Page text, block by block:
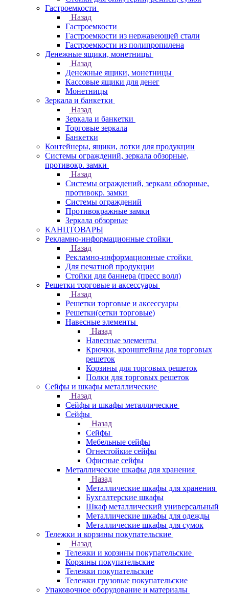
Гастроемкости
Назад
Гастроемкости
Гастроемкости из нержавеющей стали
Гастроемкости из полипропилена
Денежные ящики, монетницы
Назад
Денежные ящики, монетницы
Кассовые ящики для денег
Монетницы
Зеркала и банкетки
Назад
Зеркала и банкетки
Торговые зеркала
Банкетки
Контейнеры, ящики, лотки для продукции
Системы ограждений, зеркала обзорные,
противокр. замки
Назад
Системы ограждений, зеркала обзорные,
противокр. замки
Системы ограждений
Противокражные замки
Зеркала обзорные
КАНЦТОВАРЫ
Рекламно-информационные стойки
Назад
Рекламно-информационные стойки
Для печатной продукции
Стойки для баннера (пресс волл)
Решетки торговые и аксессуары
Назад
Решетки торговые и аксессуары
Решетки(сетки торговые)
Навесные элементы
Назад
Навесные элементы
Крючки, кронштейны для торговых
решеток
Корзины для торговых решеток
Полки для торговых решеток
Сейфы и шкафы металлические
Назад
Сейфы и шкафы металлические
Сейфы
Назад
Сейфы
Мебельные сейфы
Огнестойкие сейфы
Офисные сейфы
Металлические шкафы для хранения
Назад
Металлические шкафы для хранения
Бухгалтерские шкафы
Шкаф металлический универсальный
Металлические шкафы для одежды
Металлические шкафы для сумок
Тележки и корзины покупательские
Назад
Тележки и корзины покупательские
Корзины покупательские
Тележки покупательские
Тележки грузовые покупательские
Упаковочное оборудование и материалы